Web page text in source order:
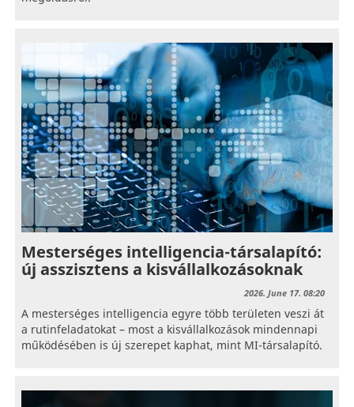
Mesterséges intelligencia-társalapító:
új asszisztens a kisvállalkozásoknak
2026. June 17. 08:20
A mesterséges intelligencia egyre több területen veszi át
a rutinfeladatokat – most a kisvállalkozások mindennapi
működésében is új szerepet kaphat, mint MI-társalapító.